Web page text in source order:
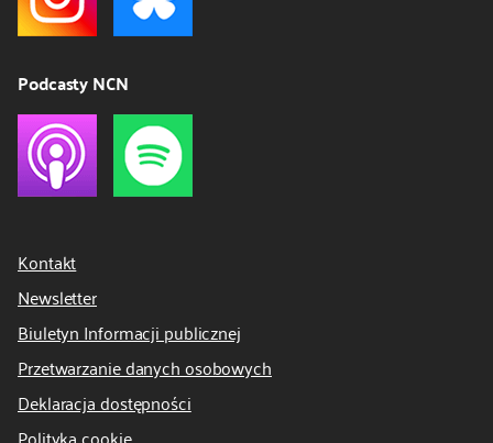
Podcasty NCN
Kontakt
Newsletter
Biuletyn Informacji publicznej
Przetwarzanie danych osobowych
Deklaracja dostępności